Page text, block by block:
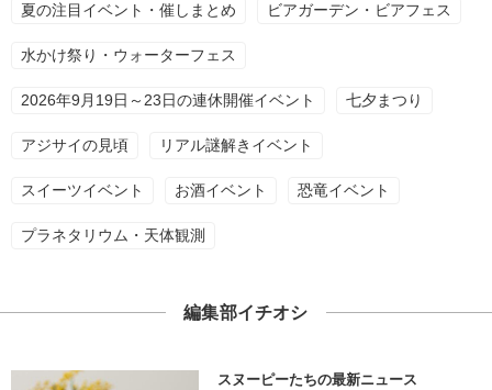
夏の注目イベント・催しまとめ ビアガーデン・ビアフェス
水かけ祭り・ウォーターフェス
2026年9月19日～23日の連休開催イベント 七夕まつり
アジサイの見頃 リアル謎解きイベント
スイーツイベント お酒イベント 恐竜イベント
プラネタリウム・天体観測
編集部イチオシ
スヌーピーたちの最新ニュース